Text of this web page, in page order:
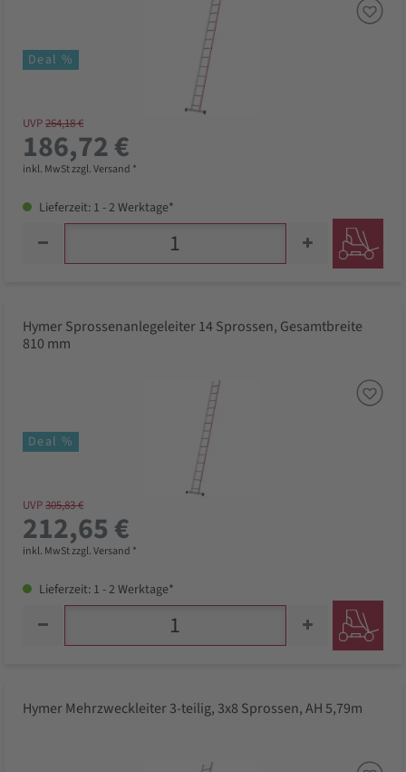
Deal %
UVP264,18 €
186,72 €
inkl. MwSt zzgl. Versand *
Lieferzeit: 1 - 2 Werktage*
Hymer Sprossenanlegeleiter 14 Sprossen, Gesamtbreite
810 mm
Deal %
UVP305,83 €
212,65 €
inkl. MwSt zzgl. Versand *
Lieferzeit: 1 - 2 Werktage*
Hymer Mehrzweckleiter 3-teilig, 3x8 Sprossen, AH 5,79m